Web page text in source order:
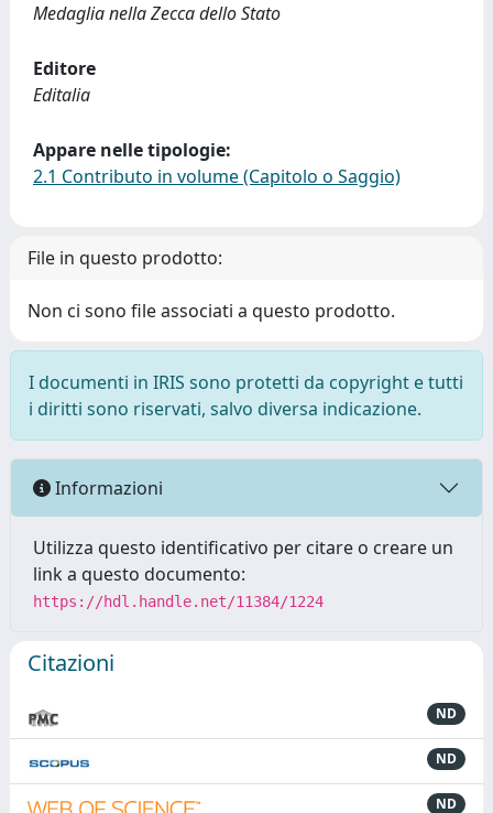
Medaglia nella Zecca dello Stato
Editore
Editalia
Appare nelle tipologie:
2.1 Contributo in volume (Capitolo o Saggio)
File in questo prodotto:
Non ci sono file associati a questo prodotto.
I documenti in IRIS sono protetti da copyright e tutti
i diritti sono riservati, salvo diversa indicazione.
Informazioni
Utilizza questo identificativo per citare o creare un
link a questo documento:
https://hdl.handle.net/11384/1224
Citazioni
ND
ND
ND